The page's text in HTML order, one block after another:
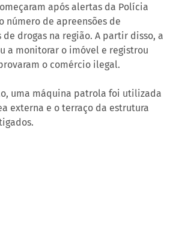
após alertas da Polícia
número de apreensões de
de drogas na região. A partir disso, a
a monitorar o imóvel e registrou
o comércio ilegal.
uma máquina patrola foi utilizada
externa e o terraço da estrutura